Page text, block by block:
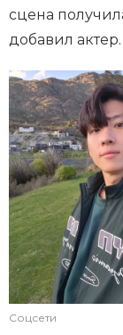
сцена
добавил актер.
Соцсети